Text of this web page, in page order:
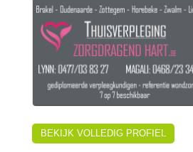
BEKIJK VOLLEDIG PROFIEL